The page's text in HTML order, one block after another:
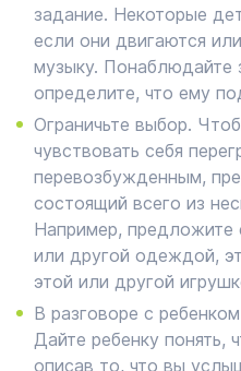
задание. Некоторые
если они двигаются
музыку. Понаблюдайте
определите, что ему
Ограничьте выбор.
чувствовать себя
перевозбужденным,
состоящий всего из
Например, предложите
или другой одеждой,
этой или другой
В разговоре с
Дайте ребенку понять,
описав то, что вы